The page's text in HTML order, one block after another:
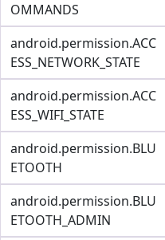
OMMANDS
android.permission.ACC
ESS_NETWORK_STATE
android.permission.ACC
ESS_WIFI_STATE
android.permission.BLU
ETOOTH
android.permission.BLU
ETOOTH_ADMIN